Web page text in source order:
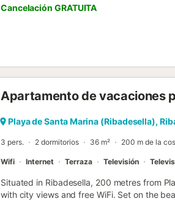
ciclismo. Este apartamento ofrece vistas a
dormitorios, salón, cocina totalmente
proporcionan toallas y ropa de cama. La
Sellamante2. Si causa daños a la
Cancelación GRATUITA
Apartamento de vacaciones
Playa de Santa Marina (Ribadesella),
3 pers. 2 dormitorios 36 m² 200 m de la
Wifi Internet Terraza Televisión
Situated in Ribadesella, 200 metres from
with city views and free WiFi. Set on the